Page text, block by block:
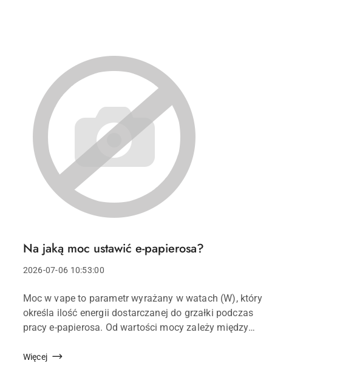
Tytuł
Na jaką moc ustawić e-papierosa?
Data
2026-07-06 10:53:00
Treść
artykułu:
Moc w vape to parametr wyrażany w watach (W), który
określa ilość energii dostarczanej do grzałki podczas
pracy e-papierosa. Od wartości mocy zależy między
płynu oraz sposób działania całego ze...
Więcej